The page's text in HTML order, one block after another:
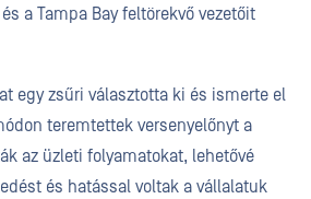
a Tampa Bay feltörekvő vezetőit
egy zsűri választotta ki és ismerte el
teremtettek versenyelőnyt a
az üzleti folyamatokat, lehetővé
és hatással voltak a vállalatuk